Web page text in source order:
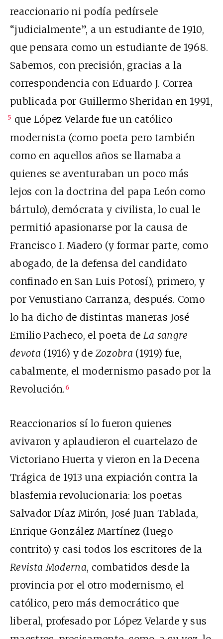
reaccionario ni podía pedírsele
“judicialmente”, a un estudiante de 1910,
que pensara como un estudiante de 1968.
Sabemos, con precisión, gracias a la
correspondencia con Eduardo J. Correa
publicada por Guillermo Sheridan en 1991,
5 que López Velarde fue un católico
modernista (como poeta pero también
como en aquellos años se llamaba a
quienes se aventuraban un poco más
lejos con la doctrina del papa León como
bártulo), demócrata y civilista, lo cual le
permitió apasionarse por la causa de
Francisco I. Madero (y formar parte, como
abogado, de la defensa del candidato
confinado en San Luis Potosí), primero, y
por Venustiano Carranza, después. Como
lo ha dicho de distintas maneras José
Emilio Pacheco, el poeta de La sangre
devota (1916) y de Zozobra (1919) fue,
cabalmente, el modernismo pasado por la
Revolución. 6
Reaccionarios sí lo fueron quienes
avivaron y aplaudieron el cuartelazo de
Victoriano Huerta y vieron en la Decena
Trágica de 1913 una expiación contra la
blasfemia revolucionaria: los poetas
Salvador Díaz Mirón, José Juan Tablada,
Enrique González Martínez (luego
contrito) y casi todos los escritores de la
Revista Moderna, combatidos desde la
provincia por el otro modernismo, el
católico, pero más democrático que
liberal, profesado por López Velarde y sus